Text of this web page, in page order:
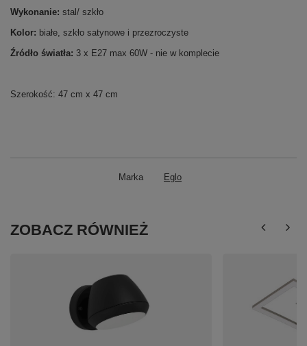
Wykonanie: stal/ szkło
Kolor: białe, szkło satynowe i przezroczyste
Źródło światła: 3 x E27 max 60W - nie w komplecie
Szerokość: 47 cm x 47 cm
Marka Eglo
ZOBACZ RÓWNIEŻ